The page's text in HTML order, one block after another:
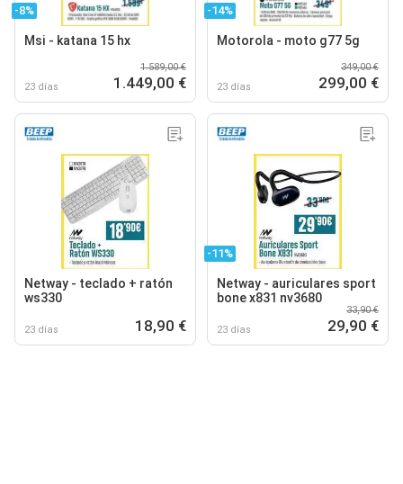
-8%
Msi - katana 15 hx
23 días
1.589,00 €
1.449,00 €
-14%
Motorola - moto g77 5g
23 días
349,00 €
299,00 €
Netway - teclado + ratón
ws330
23 días 18,90 €
-11%
Netway - auriculares sport
bone x831 nv3680
23 días
33,90 €
29,90 €